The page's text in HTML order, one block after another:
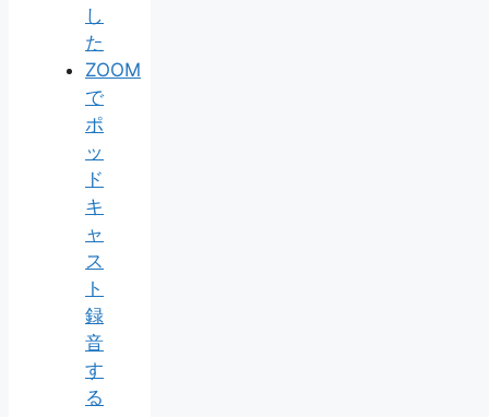
し
た
ZOOM
で
ポ
ッ
ド
キ
ャ
ス
ト
録
音
す
る